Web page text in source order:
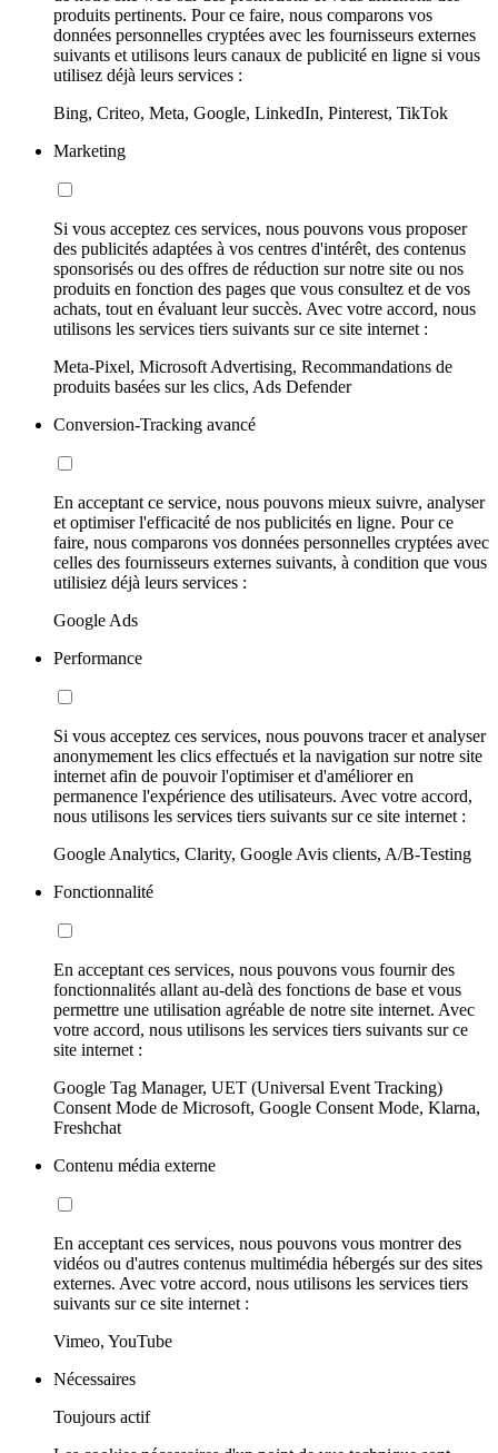
produits pertinents. Pour ce faire, nous comparons vos
données personnelles cryptées avec les fournisseurs externes
suivants et utilisons leurs canaux de publicité en ligne si vous
utilisez déjà leurs services :
Bing, Criteo, Meta, Google, LinkedIn, Pinterest, TikTok
Marketing
Si vous acceptez ces services, nous pouvons vous proposer
des publicités adaptées à vos centres d'intérêt, des contenus
sponsorisés ou des offres de réduction sur notre site ou nos
produits en fonction des pages que vous consultez et de vos
achats, tout en évaluant leur succès. Avec votre accord, nous
utilisons les services tiers suivants sur ce site internet :
Meta-Pixel, Microsoft Advertising, Recommandations de
produits basées sur les clics, Ads Defender
Conversion-Tracking avancé
En acceptant ce service, nous pouvons mieux suivre, analyser
et optimiser l'efficacité de nos publicités en ligne. Pour ce
faire, nous comparons vos données personnelles cryptées avec
celles des fournisseurs externes suivants, à condition que vous
utilisiez déjà leurs services :
Google Ads
Performance
Si vous acceptez ces services, nous pouvons tracer et analyser
anonymement les clics effectués et la navigation sur notre site
internet afin de pouvoir l'optimiser et d'améliorer en
permanence l'expérience des utilisateurs. Avec votre accord,
nous utilisons les services tiers suivants sur ce site internet :
Google Analytics, Clarity, Google Avis clients, A/B-Testing
Fonctionnalité
En acceptant ces services, nous pouvons vous fournir des
fonctionnalités allant au-delà des fonctions de base et vous
permettre une utilisation agréable de notre site internet. Avec
votre accord, nous utilisons les services tiers suivants sur ce
site internet :
Google Tag Manager, UET (Universal Event Tracking)
Consent Mode de Microsoft, Google Consent Mode, Klarna,
Freshchat
Contenu média externe
En acceptant ces services, nous pouvons vous montrer des
vidéos ou d'autres contenus multimédia hébergés sur des sites
externes. Avec votre accord, nous utilisons les services tiers
suivants sur ce site internet :
Vimeo, YouTube
Nécessaires
Toujours actif